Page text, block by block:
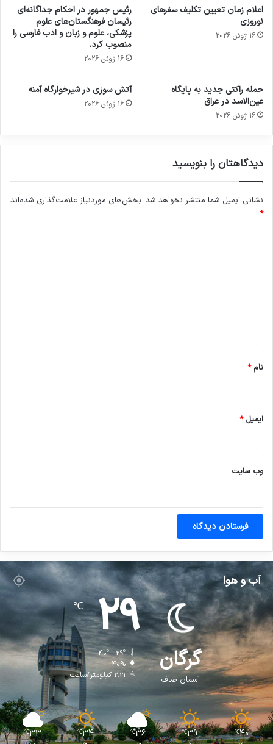
اعلام زمان تعیین تکلیف سفرهای
نوروزی
16 ژوئن 2026
رئیس جمهور در احکام جداگانه‌ای
رئیسان فرهنگستان‌های علوم
پزشکی، علوم و زبان و ادب فارسی را
منصوب کرد.
16 ژوئن 2026
حمله راکتی جدید به پایگاه
عین‌الاسد در عراق
16 ژوئن 2026
آتش سوزی در شیرخوارگاه آمنه
16 ژوئن 2026
دیدگاهتان را بنویسید
نشانی ایمیل شما منتشر نخواهد شد. بخش‌های موردنیاز علامت‌گذاری شده‌اند
*
نام*
ایمیل*
وب‌ سایت
آب و هوا
گرگان
آسمان صاف
29
℃
40º - 29º
40%
2.21 کیلومتر/ساعت
40
℃
39
℃
36
℃
34
℃
33
℃